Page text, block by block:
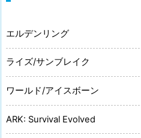
エルデンリング
ライズ/サンブレイク
ワールド/アイスボーン
ARK: Survival Evolved